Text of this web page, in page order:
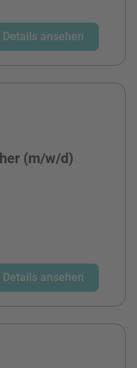
Details ansehen
(m/w/d)
Details ansehen